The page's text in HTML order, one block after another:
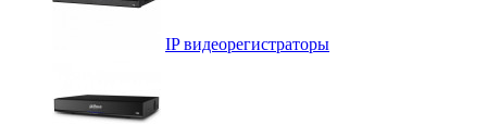
IP видеорегистраторы